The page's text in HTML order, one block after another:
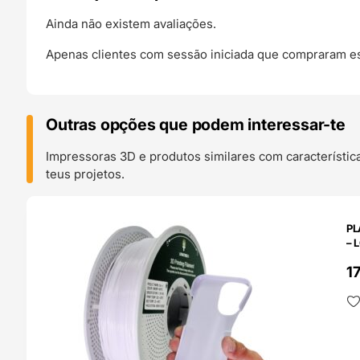
Ainda não existem avaliações.
Apenas clientes com sessão iniciada que compraram
Outras opções que podem interessar-te
Impressoras 3D e produtos similares com
teus projetos.
–